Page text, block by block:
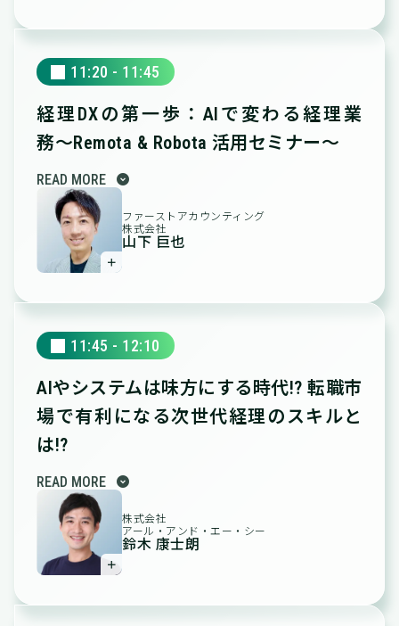
11:20 - 11:45
経理DXの第一歩：AIで変わる経理業
務〜Remota & Robota 活用セミナー〜
READ MORE expand_circle_down
＋
ファーストアカウンティング
株式会社
山下 巨也
11:45 - 12:10
AIやシステムは味方にする時代!? 転職市
場で有利になる次世代経理のスキルと
は!?
READ MORE expand_circle_down
＋
株式会社
アール・アンド・エー・シー
鈴木 康士朗